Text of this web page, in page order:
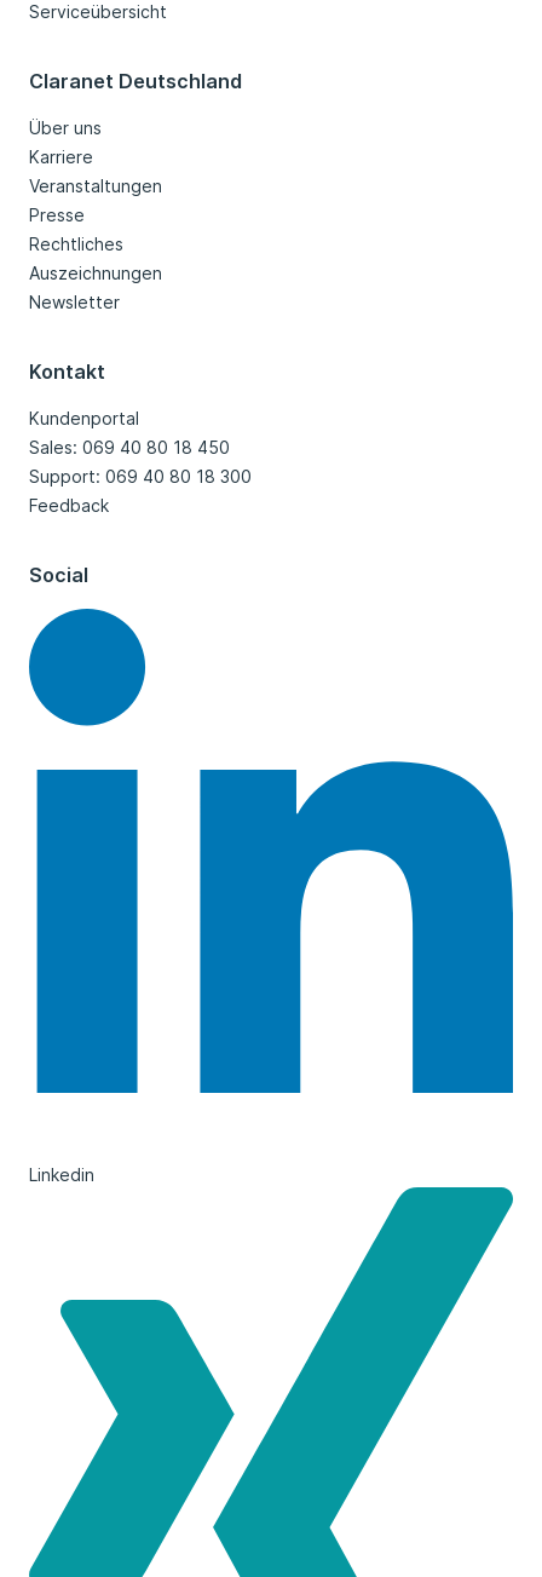
Serviceübersicht
Claranet Deutschland
Über uns
Karriere
Veranstaltungen
Presse
Rechtliches
Auszeichnungen
Newsletter
Kontakt
Kundenportal
Sales: 069 40 80 18 450
Support: 069 40 80 18 300
Feedback
Social
Linkedin